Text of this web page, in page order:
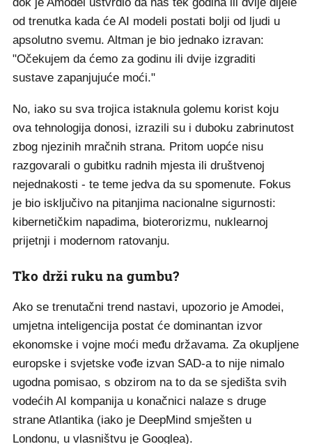
od trenutka kada će AI modeli postati bolji od ljudi u
apsolutno svemu. Altman je bio jednako izravan:
"Očekujem da ćemo za godinu ili dvije izgraditi
sustave zapanjujuće moći."
No, iako su sva trojica istaknula golemu korist koju
ova tehnologija donosi, izrazili su i duboku zabrinutost
zbog njezinih mračnih strana. Pritom uopće nisu
razgovarali o gubitku radnih mjesta ili društvenoj
nejednakosti - te teme jedva da su spomenute. Fokus
je bio isključivo na pitanjima nacionalne sigurnosti:
kibernetičkim napadima, bioterorizmu, nuklearnoj
prijetnji i modernom ratovanju.
Tko drži ruku na gumbu?
Ako se trenutačni trend nastavi, upozorio je Amodei,
umjetna inteligencija postat će dominantan izvor
ekonomske i vojne moći među državama. Za okupljene
europske i svjetske vođe izvan SAD-a to nije nimalo
ugodna pomisao, s obzirom na to da se sjedišta svih
vodećih AI kompanija u konačnici nalaze s druge
strane Atlantika (iako je DeepMind smješten u
Londonu, u vlasništvu je Googlea).